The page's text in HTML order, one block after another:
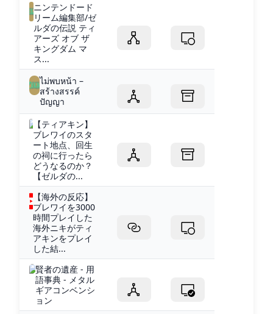
ニンテンドード
リーム編集部/ゼ
ルダの伝説 ティ
アーズ オブ ザ
キングダム マ
ス...
ไม่พบหน้า –
สร้างสรรค์
ปัญญา
【ティアキン】
ブレワイのスタ
ート地点、回生
の祠に行ったら
どうなるのか？
【ゼルダの...
【海外の反応】
ブレワイを3000
時間プレイした
海外ニキがティ
アキンをプレイ
した結...
賢者の遺産 - 用
語事典 - メタル
ギアコンベンシ
ョン